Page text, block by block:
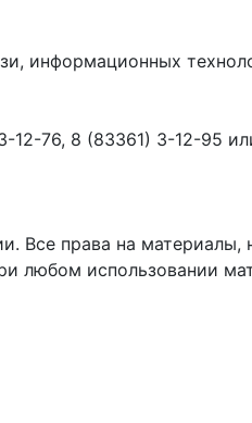
информационных
76, 8 (83361) 3-12-95
Все права на
любом использовании